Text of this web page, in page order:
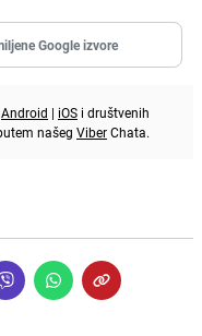
Google izvore
Android | iOS i društvenih
našeg ViberChata.